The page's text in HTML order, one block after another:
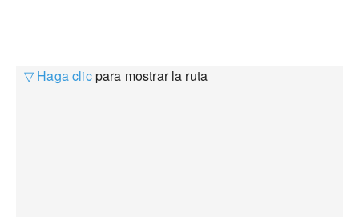
▽ Haga clicpara mostrar la ruta